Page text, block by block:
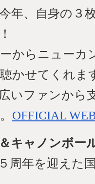
年、自身の３
からニューカ
かせてくれ
いファンから
OFFICIAL
キャノンボー
周年を迎えた